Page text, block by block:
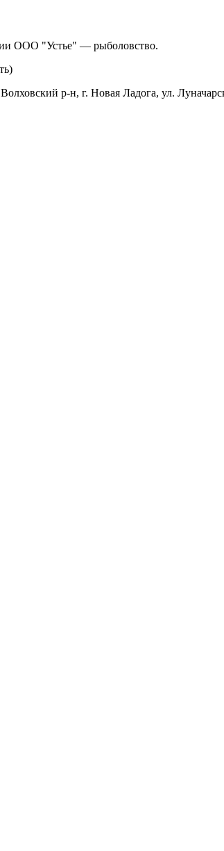
ООО "Устье" — рыболовство.
р-н, г. Новая Ладога, ул.